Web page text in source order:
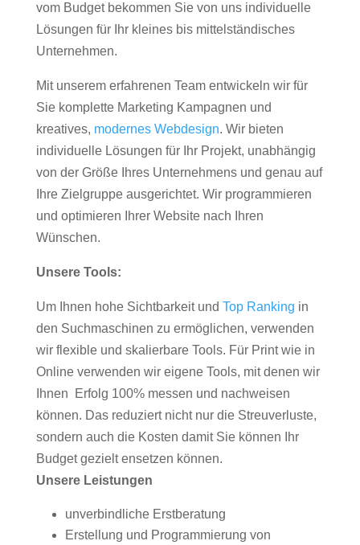
vom Budget bekommen Sie von uns individuelle
Lösungen für Ihr kleines bis mittelständisches
Unternehmen.
Mit unserem erfahrenen Team entwickeln wir für
Sie komplette Marketing Kampagnen und
kreatives, modernes Webdesign. Wir bieten
individuelle Lösungen für Ihr Projekt, unabhängig
von der Größe Ihres Unternehmens und genau auf
Ihre Zielgruppe ausgerichtet. Wir programmieren
und optimieren Ihrer Website nach Ihren
Wünschen.
Unsere Tools:
Um Ihnen hohe Sichtbarkeit und Top Ranking in
den Suchmaschinen zu ermöglichen, verwenden
wir flexible und skalierbare Tools. Für Print wie in
Online verwenden wir eigene Tools, mit denen wir
Ihnen Erfolg 100% messen und nachweisen
können. Das reduziert nicht nur die Streuverluste,
sondern auch die Kosten damit Sie können Ihr
Budget gezielt ensetzen können.
Unsere Leistungen
unverbindliche Erstberatung
Erstellung und Programmierung von